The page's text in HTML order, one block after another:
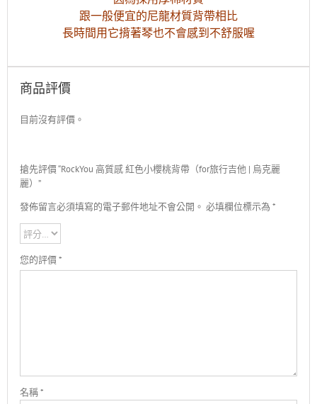
跟一般便宜的尼龍材質背帶相比
長時間用它揹著琴也不會感到不舒服喔
商品評價
目前沒有評價。
搶先評價 “RockYou 高質感 紅色小櫻桃背帶（for旅行吉他 | 烏克麗
麗）”
發佈留言必須填寫的電子郵件地址不會公開。 必填欄位標示為*
您的評價*
名稱*